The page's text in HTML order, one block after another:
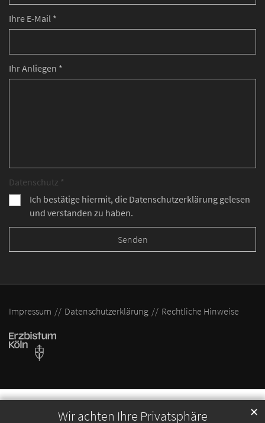
Wir achten Ihre Privatsphäre ✕
Ihre E-Mail *
Ihr Anliegen *
Datenschutz *
Ich bestätige hiermit, die Datenschutzerklärung gelesen
und verstanden zu haben.
Impressum Datenschutzerklärung Rechtliche Hinweise